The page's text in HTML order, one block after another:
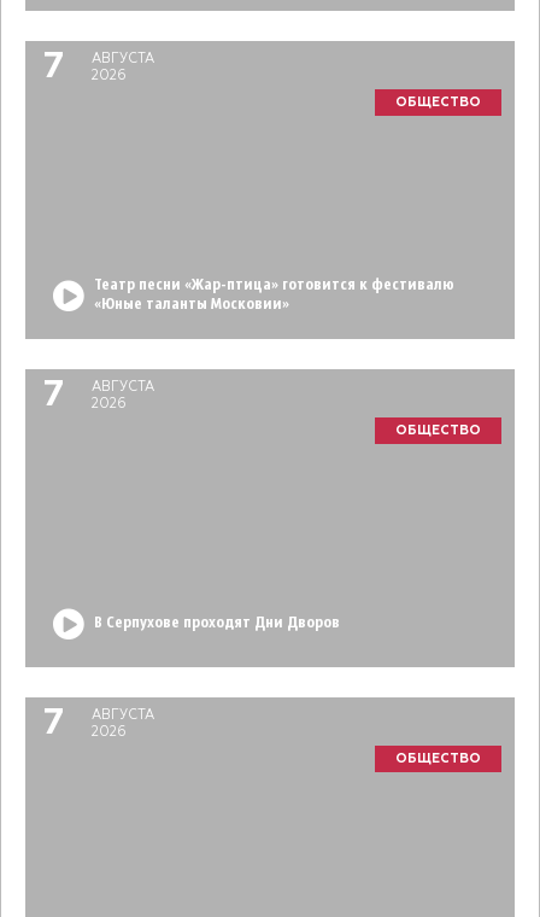
7
АВГУСТА
2026
ОБЩЕСТВО
Театр песни «Жар-птица» готовится к фестивалю
«Юные таланты Московии»
7
АВГУСТА
2026
ОБЩЕСТВО
В Серпухове проходят Дни Дворов
7
АВГУСТА
2026
ОБЩЕСТВО